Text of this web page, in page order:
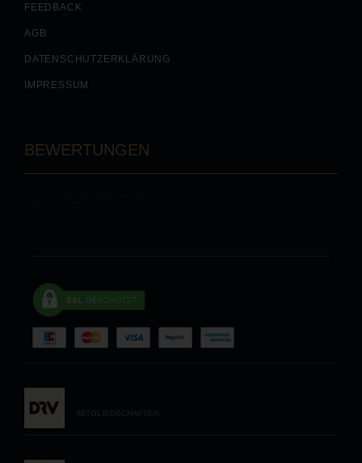
FEEDBACK
AGB
DATENSCHUTZERKLÄRUNG
IMPRESSUM
BEWERTUNGEN
MITGLIEDSCHAFTEN